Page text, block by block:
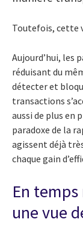
Toutefois, cette
Aujourd’hui, les
réduisant du
détecter et
transactions
aussi de plus en
paradoxe de la
agissent déjà
chaque gain
En
une vue